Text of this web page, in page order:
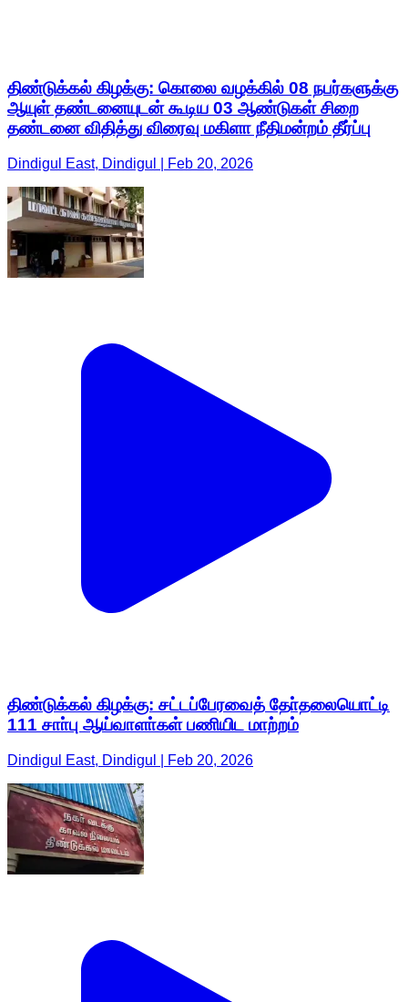
திண்டுக்கல் கிழக்கு: கொலை வழக்கில் 08 நபர்களுக்கு
ஆயுள் தண்டனையுடன் கூடிய 03 ஆண்டுகள் சிறை
தண்டனை விதித்து விரைவு மகிளா நீதிமன்றம் தீர்ப்பு
Dindigul East, Dindigul | Feb 20, 2026
திண்டுக்கல் கிழக்கு: சட்டப்பேரவைத் தோ்தலையொட்டி
111 சாா்பு ஆய்வாளா்கள் பணியிட மாற்றம்
Dindigul East, Dindigul | Feb 20, 2026